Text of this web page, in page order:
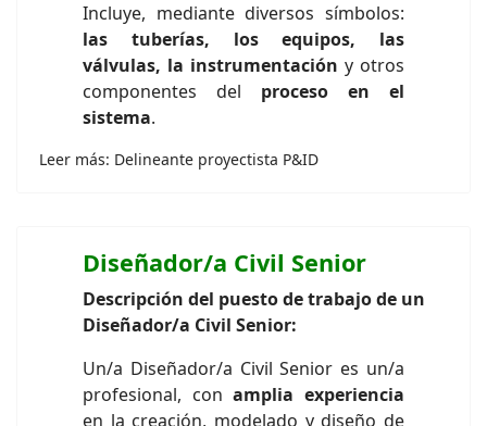
Incluye, mediante diversos símbolos:
las tuberías, los equipos, las
válvulas, la instrumentación y otros
componentes del proceso en el
sistema.
Leer más: Delineante proyectista P&ID
Diseñador/a Civil Senior
Descripción del puesto de trabajo de un
Diseñador/a Civil Senior:
Un/a Diseñador/a Civil Senior es un/a
profesional, conamplia experiencia
en la creación, modelado y diseño de